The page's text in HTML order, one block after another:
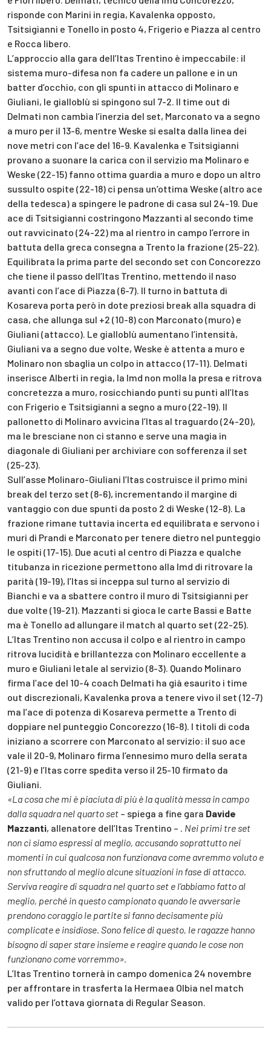
risponde con Marini in regia, Kavalenka opposto,
Tsitsigianni e Tonello in posto 4, Frigerio e Piazza al centro
e Rocca libero.
L’approccio alla gara dell’Itas Trentino è impeccabile: il
sistema muro-difesa non fa cadere un pallone e in un
batter d’occhio, con gli spunti in attacco di Molinaro e
Giuliani, le gialloblù si spingono sul 7-2. Il time out di
Delmati non cambia l’inerzia del set, Marconato va a segno
a muro per il 13-6, mentre Weske si esalta dalla linea dei
nove metri con l’ace del 16-9. Kavalenka e Tsitsigianni
provano a suonare la carica con il servizio ma Molinaro e
Weske (22-15) fanno ottima guardia a muro e dopo un altro
sussulto ospite (22-18) ci pensa un’ottima Weske (altro ace
della tedesca) a spingere le padrone di casa sul 24-19. Due
ace di Tsitsigianni costringono Mazzanti al secondo time
out ravvicinato (24-22) ma al rientro in campo l’errore in
battuta della greca consegna a Trento la frazione (25-22).
Equilibrata la prima parte del secondo set con Concorezzo
che tiene il passo dell’Itas Trentino, mettendo il naso
avanti con l’ace di Piazza (6-7). Il turno in battuta di
Kosareva porta però in dote preziosi break alla squadra di
casa, che allunga sul +2 (10-8) con Marconato (muro) e
Giuliani (attacco). Le gialloblù aumentano l’intensità,
Giuliani va a segno due volte, Weske è attenta a muro e
Molinaro non sbaglia un colpo in attacco (17-11). Delmati
inserisce Alberti in regia, la Imd non molla la presa e ritrova
concretezza a muro, rosicchiando punti su punti all’Itas
con Frigerio e Tsitsigianni a segno a muro (22-19). Il
pallonetto di Molinaro avvicina l’Itas al traguardo (24-20),
ma le bresciane non ci stanno e serve una magia in
diagonale di Giuliani per archiviare con sofferenza il set
(25-23).
Sull’asse Molinaro-Giuliani l’Itas costruisce il primo mini
break del terzo set (8-6), incrementando il margine di
vantaggio con due spunti da posto 2 di Weske (12-8). La
frazione rimane tuttavia incerta ed equilibrata e servono i
muri di Prandi e Marconato per tenere dietro nel punteggio
le ospiti (17-15). Due acuti al centro di Piazza e qualche
titubanza in ricezione permettono alla Imd di ritrovare la
parità (19-19), l’Itas si inceppa sul turno al servizio di
Bianchi e va a sbattere contro il muro di Tsitsigianni per
due volte (19-21). Mazzanti si gioca le carte Bassi e Batte
ma è Tonello ad allungare il match al quarto set (22-25).
L’Itas Trentino non accusa il colpo e al rientro in campo
ritrova lucidità e brillantezza con Molinaro eccellente a
muro e Giuliani letale al servizio (8-3). Quando Molinaro
firma l’ace del 10-4 coach Delmati ha già esaurito i time
out discrezionali, Kavalenka prova a tenere vivo il set (12-7)
ma l’ace di potenza di Kosareva permette a Trento di
doppiare nel punteggio Concorezzo (16-8). I titoli di coda
iniziano a scorrere con Marconato al servizio: il suo ace
vale il 20-9, Molinaro firma l’ennesimo muro della serata
(21-9) e l’Itas corre spedita verso il 25-10 firmato da
Giuliani.
«La cosa che mi è piaciuta di più è la qualità messa in campo
dalla squadra nel quarto set – spiega a fine gara Davide
Mazzanti, allenatore dell’Itas Trentino – . Nei primi tre set
non ci siamo espressi al meglio, accusando soprattutto nei
momenti in cui qualcosa non funzionava come avremmo voluto e
non sfruttando al meglio alcune situazioni in fase di attacco.
Serviva reagire di squadra nel quarto set e l’abbiamo fatto al
meglio, perché in questo campionato quando le avversarie
prendono coraggio le partite si fanno decisamente più
complicate e insidiose. Sono felice di questo, le ragazze hanno
bisogno di saper stare insieme e reagire quando le cose non
funzionano come vorremmo».
L’Itas Trentino tornerà in campo domenica 24 novembre
per affrontare in trasferta la Hermaea Olbia nel match
valido per l’ottava giornata di Regular Season.